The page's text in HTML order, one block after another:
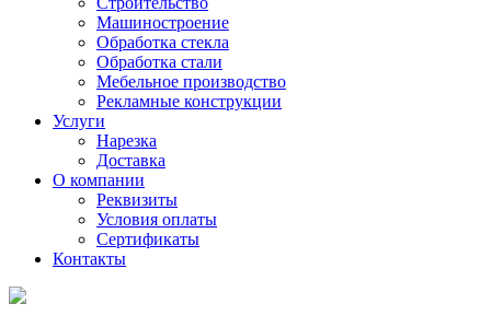
Машиностроение
Обработка стекла
Обработка стали
Мебельное производство
Рекламные конструкции
Услуги
Нарезка
Доставка
О компании
Реквизиты
Условия оплаты
Сертификаты
Контакты